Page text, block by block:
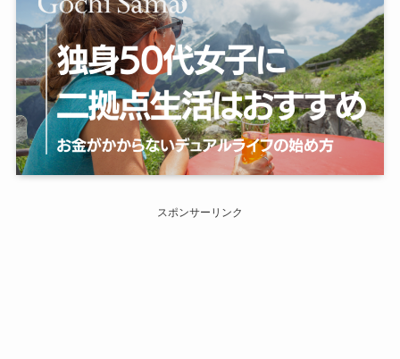
スポンサーリンク